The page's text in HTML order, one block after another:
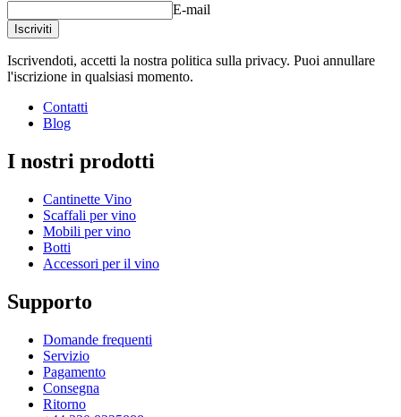
E-mail
Iscriviti
Iscrivendoti, accetti la nostra politica sulla privacy. Puoi annullare
l'iscrizione in qualsiasi momento.
Contatti
Blog
I nostri prodotti
Cantinette Vino
Scaffali per vino
Mobili per vino
Botti
Accessori per il vino
Supporto
Domande frequenti
Servizio
Pagamento
Consegna
Ritorno